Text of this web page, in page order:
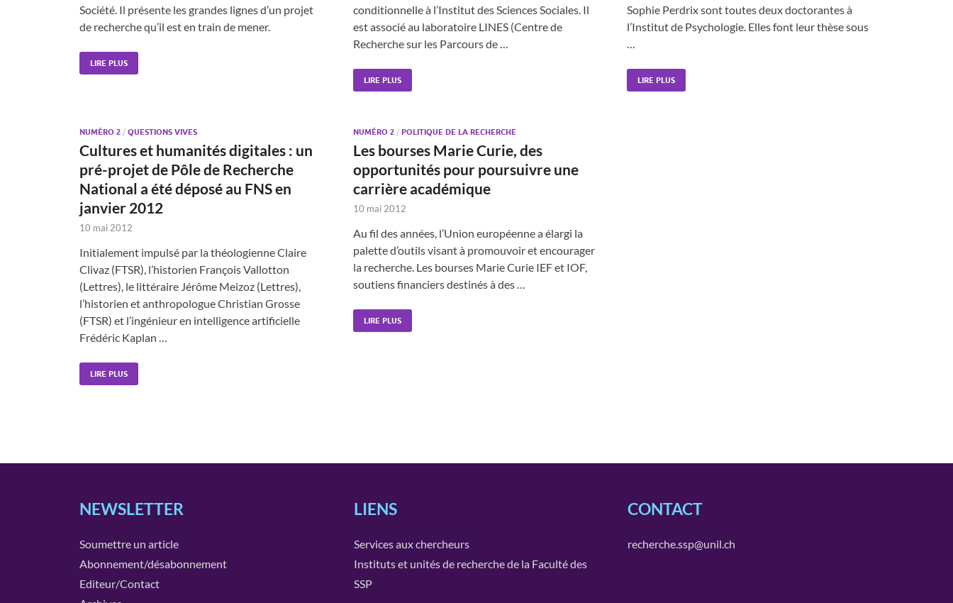
Société. Il présente les grandes lignes d’un projet
de recherche qu’il est en train de mener.
LIRE PLUS
conditionnelle à l’Institut des Sciences Sociales. Il
est associé au laboratoire LINES (Centre de
Recherche sur les Parcours de …
LIRE PLUS
Sophie Perdrix sont toutes deux doctorantes à
l’Institut de Psychologie. Elles font leur thèse sous
…
LIRE PLUS
NUMÉRO 2 / QUESTIONS VIVES
Cultures et humanités digitales : un
pré-projet de Pôle de Recherche
National a été déposé au FNS en
janvier 2012
10 mai 2012
Initialement impulsé par la théologienne Claire
Clivaz (FTSR), l’historien François Vallotton
(Lettres), le littéraire Jérôme Meizoz (Lettres),
l’historien et anthropologue Christian Grosse
(FTSR) et l’ingénieur en intelligence artificielle
Frédéric Kaplan …
LIRE PLUS
NUMÉRO 2 / POLITIQUE DE LA RECHERCHE
Les bourses Marie Curie, des
opportunités pour poursuivre une
carrière académique
10 mai 2012
Au fil des années, l’Union européenne a élargi la
palette d’outils visant à promouvoir et encourager
la recherche. Les bourses Marie Curie IEF et IOF,
soutiens financiers destinés à des …
LIRE PLUS
NEWSLETTER
Soumettre un article
Abonnement/désabonnement
Editeur/Contact
LIENS
Services aux chercheurs
Instituts et unités de recherche de la Faculté des
SSP
CONTACT
recherche.ssp@unil.ch